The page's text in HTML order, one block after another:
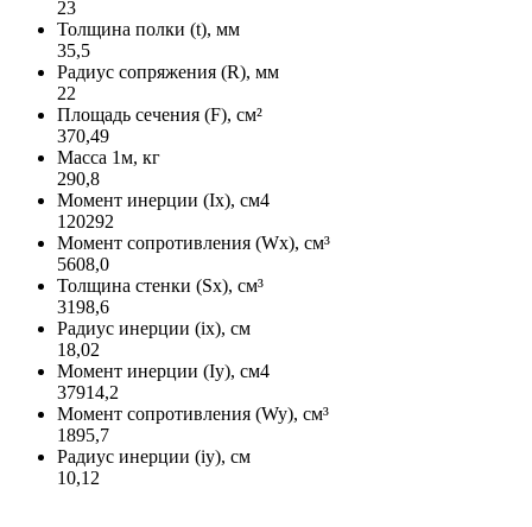
23
Толщина полки (t), мм
35,5
Радиус сопряжения (R), мм
22
Площадь сечения (F), см²
370,49
Масса 1м, кг
290,8
Момент инерции (Ix), см4
120292
Момент сопротивления (Wx), см³
5608,0
Толщина стенки (Sx), см³
3198,6
Радиус инерции (ix), см
18,02
Момент инерции (Iy), см4
37914,2
Момент сопротивления (Wy), см³
1895,7
Радиус инерции (iy), см
10,12